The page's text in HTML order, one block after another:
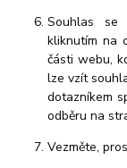
Souhlas se
kliknutím na
části webu,
lze vzít
dotazníkem
odběru na
Vezměte,